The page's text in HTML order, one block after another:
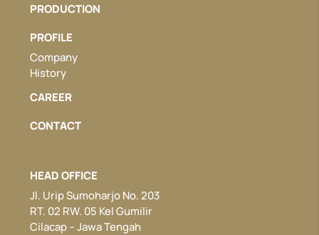
PRODUCTION
PROFILE
Company
History
CAREER
CONTACT
HEAD OFFICE
Jl. Urip Sumoharjo No. 203
RT. 02 RW. 05 Kel Gumilir
Cilacap – Jawa Tengah